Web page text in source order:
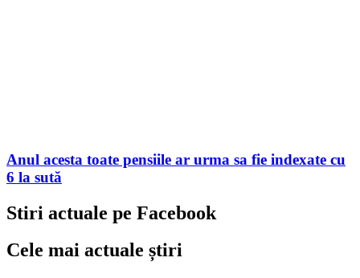
Anul acesta toate pensiile ar urma sa fie indexate cu
6 la sută
Stiri actuale pe Facebook
Cele mai actuale știri